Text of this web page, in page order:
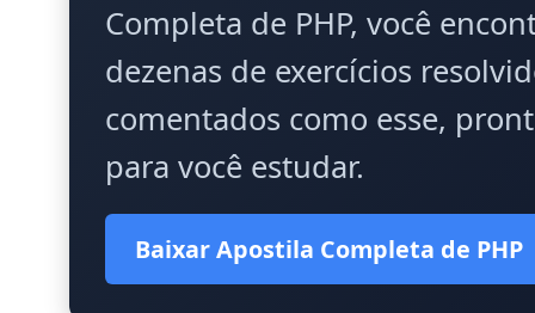
Completa de PHP, você
dezenas de exercícios
comentados como esse,
para você estudar.
Baixar Apostila Completa de PHP